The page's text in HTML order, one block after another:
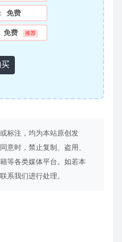
免费
免费 推荐
标注，均为本站原创发
意时，禁止复制、盗用、
等各类媒体平台。如若本
系我们进行处理。